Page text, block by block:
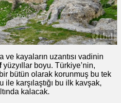
ve kayaların uzantısı vadinin
yüzyıllar boyu. Türkiye’nin,
bütün olarak korunmuş bu tek
ile karşılaştığı bu ilk kavşak,
kalacak.